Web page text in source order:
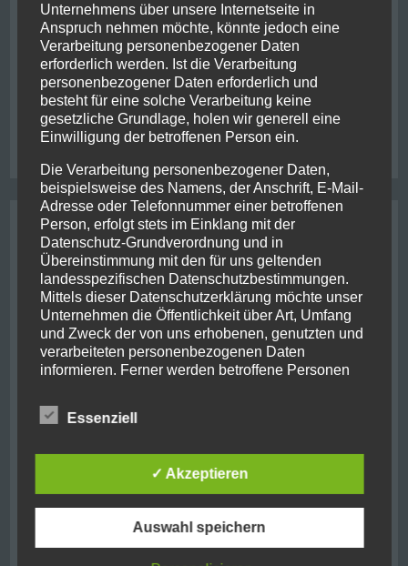
achental adrenaline bayern bike centre of nz chernobyl chiemgau
christchurch classic flight ferry franzjosef friends ghosbusters
glacier helicopter hiking irish jetboat jurassic park
kawarau river kiwilake wanaka metlife milford sounds
nelson new york newzealand pancake rocks
penguin picton powerplant punakaiki queenstownrafting
roadtrip shotover river stewart island thunderjet ukraine
Archive
August 2021(2)
Oktober 2019 (10)
Juni 2019(1)
November 2017(11)
November 2016(2)
Unternehmens über unsere Internetseite in
Anspruch nehmen möchte, könnte jedoch eine
Verarbeitung personenbezogener Daten
erforderlich werden. Ist die Verarbeitung
personenbezogener Daten erforderlich und
besteht für eine solche Verarbeitung keine
gesetzliche Grundlage, holen wir generell eine
Einwilligung der betroffenen Person ein.
Die Verarbeitung personenbezogener Daten,
beispielsweise des Namens, der Anschrift, E-Mail-
Adresse oder Telefonnummer einer betroffenen
Person, erfolgt stets im Einklang mit der
Datenschutz-Grundverordnung und in
Übereinstimmung mit den für uns geltenden
landesspezifischen Datenschutzbestimmungen.
Mittels dieser Datenschutzerklärung möchte unser
Unternehmen die Öffentlichkeit über Art, Umfang
und Zweck der von uns erhobenen, genutzten und
verarbeiteten personenbezogenen Daten
informieren. Ferner werden betroffene Personen
zustehenden Rechte aufgeklärt.
zahlreiche technische und organisatorische
Maßnahmen umgesetzt, um einen möglichst
lückenlosen Schutz der über diese Internetseite
verarbeiteten personenbezogenen Daten
sicherzustellen. Dennoch können Internetbasierte
Datenübertragungen grundsätzlich
Essenziell
✓ Akzeptieren
Auswahl speichern